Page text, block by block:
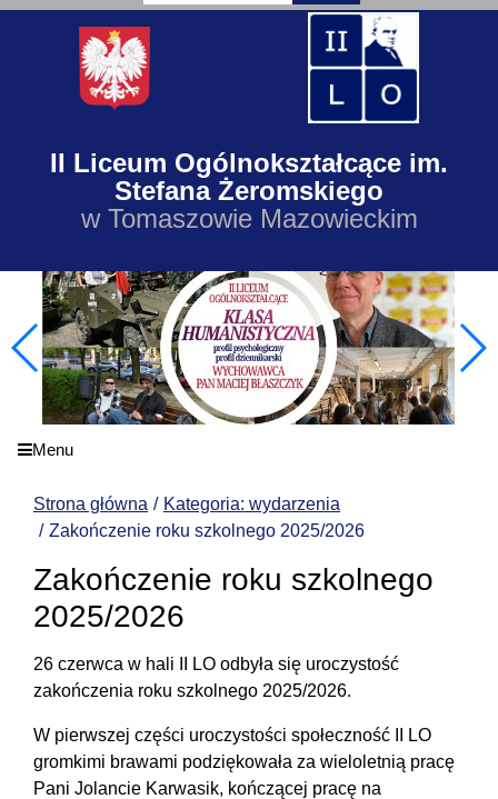
II Liceum Ogólnokształcące im.
Stefana Żeromskiego
w Tomaszowie Mazowieckim
Menu
Strona główna
Kategoria: wydarzenia
Zakończenie roku szkolnego 2025/2026
Zakończenie roku szkolnego
2025/2026
26 czerwca w hali II LO odbyła się uroczystość
zakończenia roku szkolnego 2025/2026.
W pierwszej części uroczystości społeczność II LO
gromkimi brawami podziękowała za wieloletnią pracę
Pani Jolancie Karwasik, kończącej pracę na